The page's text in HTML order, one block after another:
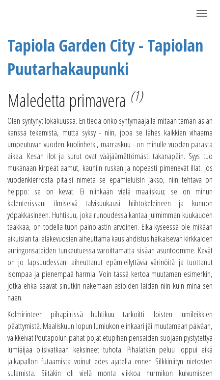
Tapiola Garden City - Tapiolan
Puutarhakaupunki
Maledetta primavera (1)
Olen syntynyt lokakuussa. En tiedä onko syntymäajalla mitään tämän asian
kanssa tekemistä, mutta syksy - niin, jopa se lähes kaikkien vihaama
umpeutuvan vuoden kuolinhetki, marraskuu - on minulle vuoden parasta
aikaa. Kesän ilot ja surut ovat vääjäämättömästi takanapäin. Syys tuo
mukanaan kirpeät aamut, kauniin ruskan ja nopeasti pimenevät illat. Jos
vuodenkierrosta pitäisi nimetä se epämieluisin jakso, niin tehtävä on
helppo: se on kevät. Ei niinkään vielä maaliskuu; se on minun
kalenterissani ilmiselvä talvikuukausi hiihtokeleineen ja kunnon
yöpakkasineen. Huhtikuu, joka runoudessa kantaa julmimman kuukauden
taakkaa, on todella tuon painolastin arvoinen. Eikä kyseessä ole mikään
aikuisiän tai eläkevuosien aiheuttama kausiahdistus häikäisevän kirkkaiden
auringonsäteiden tunkeutuessa varoittamatta sisään asuntoomme. Kevät
on jo lapsuudessani aiheuttanut epämiellyttäviä värinöitä ja tuottanut
isompaa ja pienempää harmia. Voin tässä kertoa muutaman esimerkin,
jotka ehkä saavat sinutkin näkemään asioiden laidan niin kuin minä sen
näen.
Kolmirinteen pihapiirissä huhtikuu tarkoitti iloisten lumileikkien
päättymistä. Maaliskuun lopun lumiukon elinkaari jäi muutamaan päivään,
vaikkeivät Poutapolun pahat pojat etupihan pensaiden suojaan pystytettyä
lumiäijää olisivatkaan keksineet tuhota. Pihalätkän peluu loppui eikä
jalkapallon futaamista voinut edes ajatella ennen Silkkiniityn nietosten
sulamista. Siitäkin oli vielä monta viikkoa nurmikon kuivumiseen